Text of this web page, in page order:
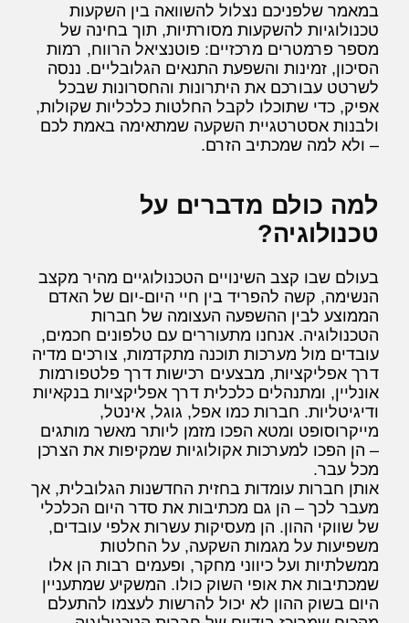
במאמר שלפניכם נצלול להשוואה בין השקעות
טכנולוגיות להשקעות מסורתיות, תוך בחינה של
מספר פרמטרים מרכזיים: פוטנציאל הרווח, רמות
הסיכון, זמינות והשפעת התנאים הגלובליים. ננסה
לשרטט עבורכם את היתרונות והחסרונות שבכל
אפיק, כדי שתוכלו לקבל החלטות כלכליות שקולות,
ולבנות אסטרטגיית השקעה שמתאימה באמת לכם
– ולא למה שמכתיב הזרם.
למה כולם מדברים על
טכנולוגיה?
בעולם שבו קצב השינויים הטכנולוגיים מהיר מקצב
הנשימה, קשה להפריד בין חיי היום-יום של האדם
הממוצע לבין ההשפעה העצומה של חברות
הטכנולוגיה. אנחנו מתעוררים עם טלפונים חכמים,
עובדים מול מערכות תוכנה מתקדמות, צורכים מדיה
דרך אפליקציות, מבצעים רכישות דרך פלטפורמות
אונליין, ומתנהלים כלכלית דרך אפליקציות בנקאיות
ודיגיטליות. חברות כמו אפל, גוגל, אינטל,
מייקרוסופט ומטא הפכו מזמן ליותר מאשר מותגים
– הן הפכו למערכות אקולוגיות שמקיפות את הצרכן
מכל עבר.
אותן חברות עומדות בחזית החדשנות הגלובלית, אך
מעבר לכך – הן גם מכתיבות את סדר היום הכלכלי
של שווקי ההון. הן מעסיקות עשרות אלפי עובדים,
משפיעות על מגמות השקעה, על החלטות
ממשלתיות ועל כיווני מחקר, ופעמים רבות הן אלו
שמכתיבות את אופי השוק כולו. המשקיע שמתעניין
היום בשוק ההון לא יכול להרשות לעצמו להתעלם